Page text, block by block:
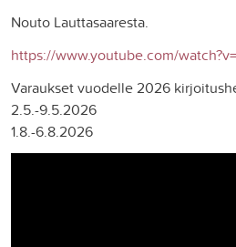
Nouto Lauttasaaresta.
https://www.youtube.com/
Varaukset vuodelle 2026
2.5.-9.5.2026
1.8.-6.8.2026